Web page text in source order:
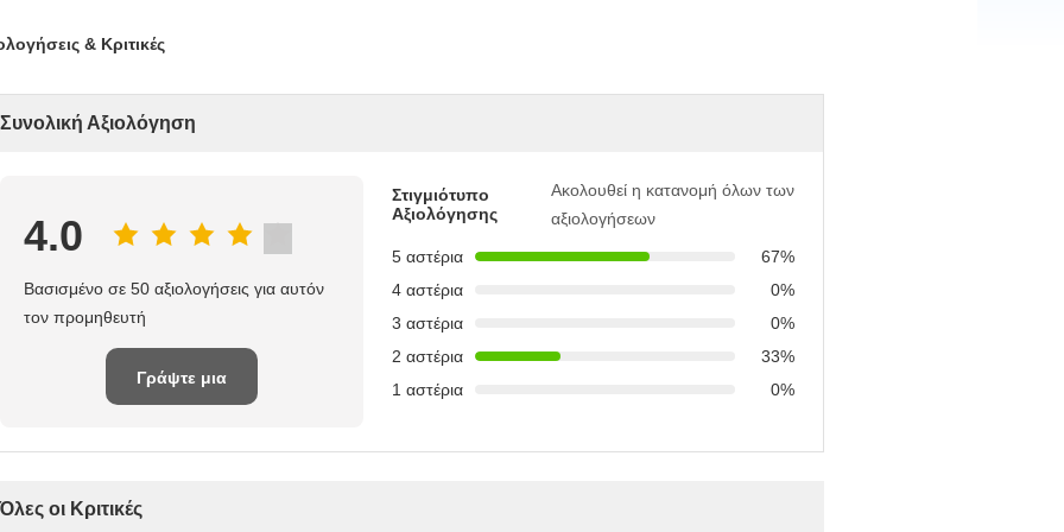
& Κριτικές
Συνολική Αξιολόγηση
4.0
Βασισμένο σε 50 αξιολογήσεις για αυτόν
τον προμηθευτή
Γράψτε μια
Στιγμιότυπο
Αξιολόγησης
Ακολουθεί η κατανομή όλων των
αξιολογήσεων
5 αστέρια
67%
4 αστέρια
0%
3 αστέρια
0%
2 αστέρια
33%
1 αστέρια
0%
Όλες οι Κριτικές